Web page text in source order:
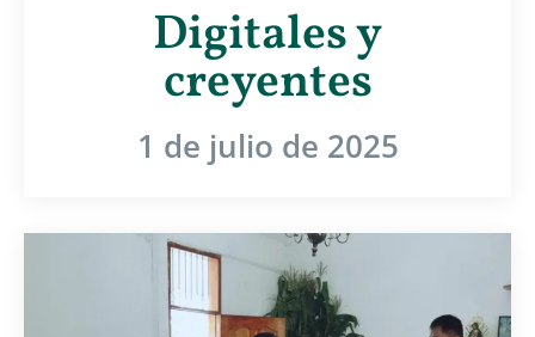
Digitales y
creyentes
1 de julio de 2025